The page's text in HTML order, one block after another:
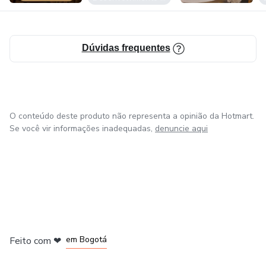
É ajudar você a desenvolver uma consciência madura, capaz
mesma e da própria vida.
Dúvidas frequentes
O conteúdo deste produto não representa a opinião da Hotmart.
Se você vir informações inadequadas, denuncie aqui
Feito com ❤ em Bogotá